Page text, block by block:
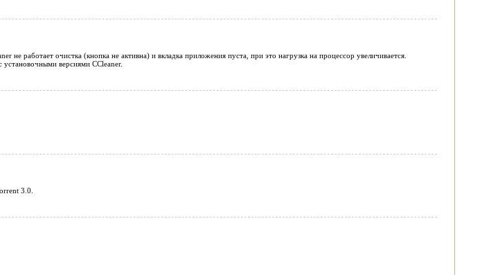
не работает очистка (кнопка не активна) и вкладка приложения пуста, при это нагрузка на процессор увеличивается.
установочными версиями CCleaner.
3.0.